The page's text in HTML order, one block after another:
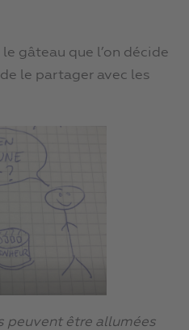
gâteau que l’on décide
le partager avec les
peuvent être allumées